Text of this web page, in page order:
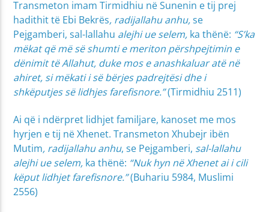
Transmeton imam Tirmidhiu në Sunenin e tij prej
hadithit të Ebi Bekrës, radijallahu anhu,se
Pejgamberi, sal-lallahu alejhi ue selem, ka thënë: “S’ka
mëkat që më së shumti e meriton përshpejtimin e
dënimit të Allahut, duke mos e anashkaluar atë në
ahiret, si mëkati i së bërjes padrejtësi dhe i
shkëputjes së lidhjes farefisnore.”(Tir­midhiu 2511)
Ai që i ndërpret lidhjet familjare, kanoset me mos
hyrjen e tij në Xhenet. Transmeton Xhubejr ibën
Mutim, radijallahu anhu, se Pejgamberi, sal-lallahu
alejhi ue selem, ka thënë: “Nuk hyn në Xhenet ai i cili
këput lidhjet farefisnore.”(Buhariu 5984, Muslimi
2556)